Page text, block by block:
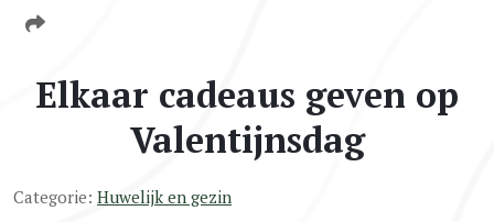
Elkaar cadeaus geven op
Valentijnsdag
Categorie: Huwelijk en gezin